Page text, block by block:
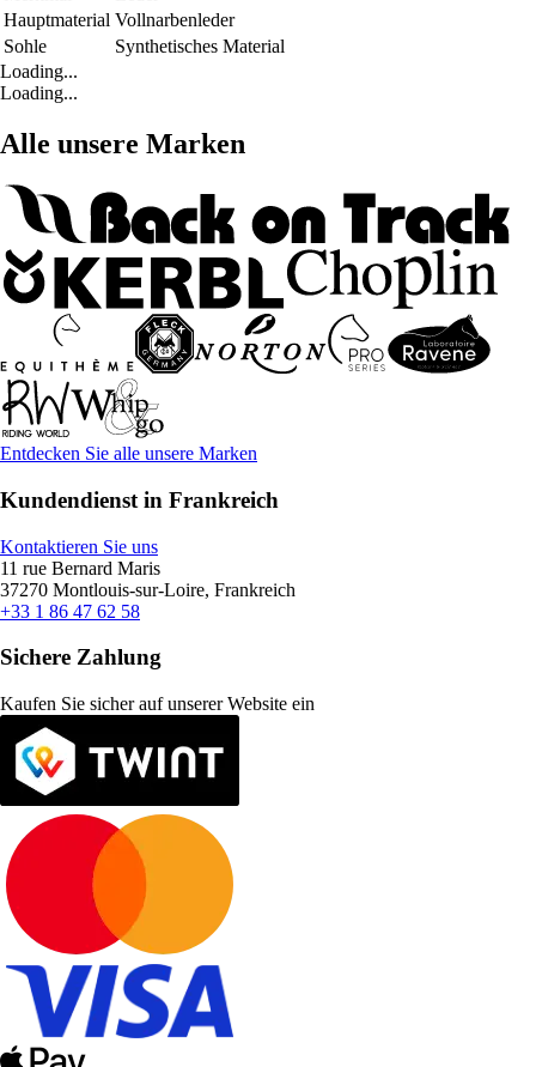
Hauptmaterial Vollnarbenleder
Sohle
Synthetisches Material
Loading...
Loading...
Alle unsere Marken
Entdecken Sie alle unsere Marken
Kundendienst in Frankreich
Kontaktieren Sie uns
11 rue Bernard Maris
37270 Montlouis-sur-Loire, Frankreich
+33 1 86 47 62 58
Sichere Zahlung
Kaufen Sie sicher auf unserer Website ein